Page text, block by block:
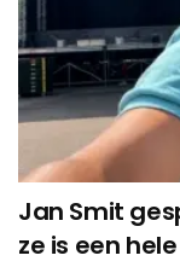
Jan Smit
ze is een